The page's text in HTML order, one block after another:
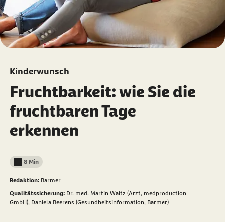
Kinderwunsch
Fruchtbarkeit: wie Sie die
fruchtbaren Tage
erkennen
Lesedauer weniger als
8 Min
Redaktion: Barmer
Qualitätssicherung: Dr. med. Martin Waitz (Arzt, medproduction
GmbH), Daniela Beerens (Gesundheitsinformation, Barmer)